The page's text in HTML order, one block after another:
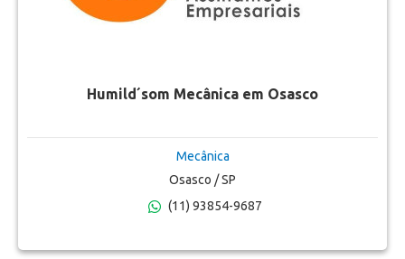
Humild´som Mecânica em Osasco
Mecânica
Osasco / SP
(11) 93854-9687